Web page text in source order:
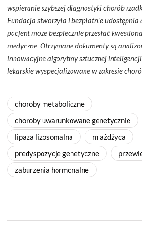
wspieranie szybszej diagnostyki chorób
Fundacja stworzyła i bezpłatnie udostępnia
pacjent może bezpiecznie przesłać
medyczne. Otrzymane dokumenty są
innowacyjne algorytmy sztucznej
lekarskie wyspecjalizowane w zakresie
choroby metaboliczne
choroby uwarunkowane genetycznie
lipaza lizosomalna
miażdżyca
predyspozycje genetyczne
zaburzenia hormonalne